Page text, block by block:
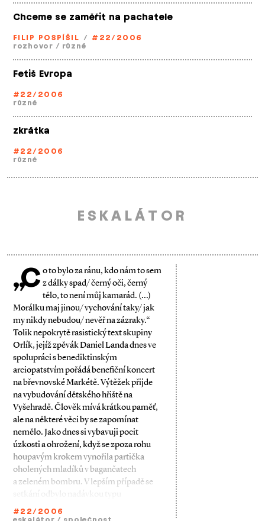
Chceme se zaměřit na pachatele
FILIP POSPÍŠIL / #22/2006
rozhovor / různé
Fetiš Evropa
#22/2006
různé
zkrátka
#22/2006
různé
ESKALÁTOR
„C
o to bylo za ránu, kdo nám to sem
z dálky spad/ černý oči, černý
tělo, to není můj kama­rád. (...)
Morálku maj jinou/ vychování taky/ jak
my nikdy nebudou/ nevěř na zázraky.“
Tolik nepokrytě rasistický text skupiny
Orlík, jejíž zpěvák Daniel Landa dnes ve
spolu­práci s benediktinským
arciopatstvím pořádá benefiční koncert
na břevnovské Markétě. Výtěžek přijde
na vybudování dětského hřiště na
Vyšehradě. Člověk mívá krátkou paměť,
ale na některé věci by se zapomínat
nemělo. Jako dnes si vybavuji pocit
úzkosti a ohrožení, když se zpoza rohu
houpavým krokem vynořila partička
oholených mladíků v bagančatech
a zeleném bombru. V lepším případě se
setkání odbylo nadávkou typu
#22/2006